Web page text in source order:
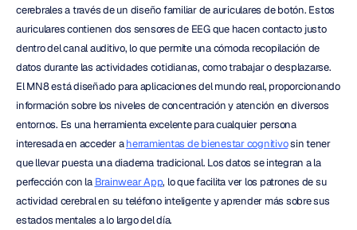
cerebrales a través de un diseño familiar de auriculares de botón. Estos
auriculares contienen dos sensores de EEG que hacen contacto justo
dentro del canal auditivo, lo que permite una cómoda recopilación de
datos durante las actividades cotidianas, como trabajar o desplazarse.
El MN8 está diseñado para aplicaciones del mundo real, proporcionando
información sobre los niveles de concentración y atención en diversos
entornos. Es una herramienta excelente para cualquier persona
interesada en acceder a herramientas de bienestar cognitivo sin tener
que llevar puesta una diadema tradicional. Los datos se integran a la
perfección con la Brainwear App, lo que facilita ver los patrones de su
actividad cerebral en su teléfono inteligente y aprender más sobre sus
estados mentales a lo largo del día.